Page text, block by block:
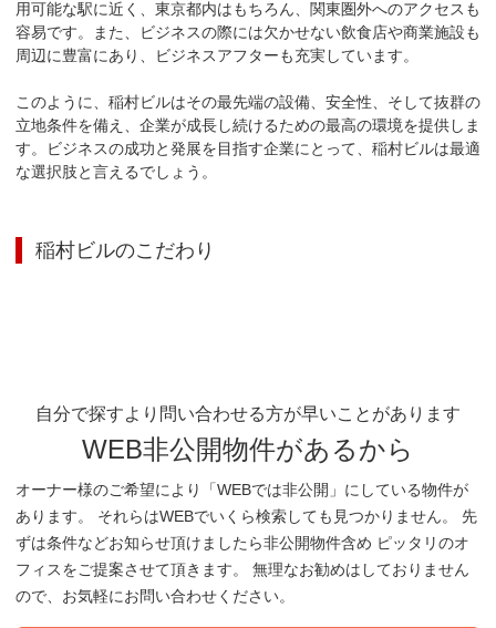
用可能な駅に近く、東京都内はもちろん、関東圏外へのアクセスも
容易です。また、ビジネスの際には欠かせない飲食店や商業施設も
周辺に豊富にあり、ビジネスアフターも充実しています。
このように、稲村ビルはその最先端の設備、安全性、そして抜群の
立地条件を備え、企業が成長し続けるための最高の環境を提供しま
す。ビジネスの成功と発展を目指す企業にとって、稲村ビルは最適
な選択肢と言えるでしょう。
稲村ビルのこだわり
自分で探すより問い合わせる方が早いことがあります
WEB非公開物件があるから
オーナー様のご希望により「WEBでは非公開」にしている物件が
あります。 それらはWEBでいくら検索しても見つかりません。 先
ずは条件などお知らせ頂けましたら非公開物件含め ピッタリのオ
フィスをご提案させて頂きます。 無理なお勧めはしておりません
ので、お気軽にお問い合わせください。